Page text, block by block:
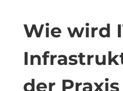
Wie wird
der Praxis